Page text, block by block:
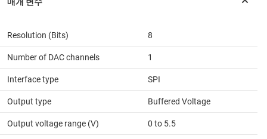
Resolution (Bits) 8
Number of DAC channels 1
Interface type SPI
Output type Buffered Voltage
Output voltage range (V) 0 to 5.5